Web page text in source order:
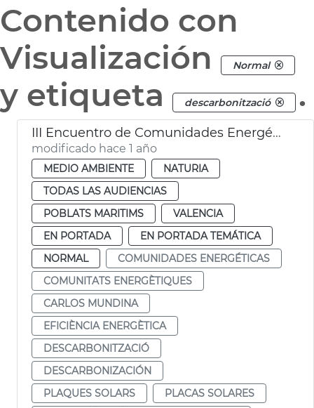
Contenido con
Visualización
Normal
y etiqueta descarbonització .
III Encuentro de Comunidades Energéticas Locales de València
modificado hace 1 año
MEDIO AMBIENTE
NATURIA
TODAS LAS AUDIENCIAS
POBLATS MARITIMS
VALENCIA
EN PORTADA
EN PORTADA TEMÁTICA
NORMAL
COMUNIDADES ENERGÉTICAS
COMUNITATS ENERGÈTIQUES
CARLOS MUNDINA
EFICIÈNCIA ENERGÈTICA
DESCARBONITZACIÓ
DESCARBONIZACIÓN
PLAQUES SOLARS
PLACAS SOLARES